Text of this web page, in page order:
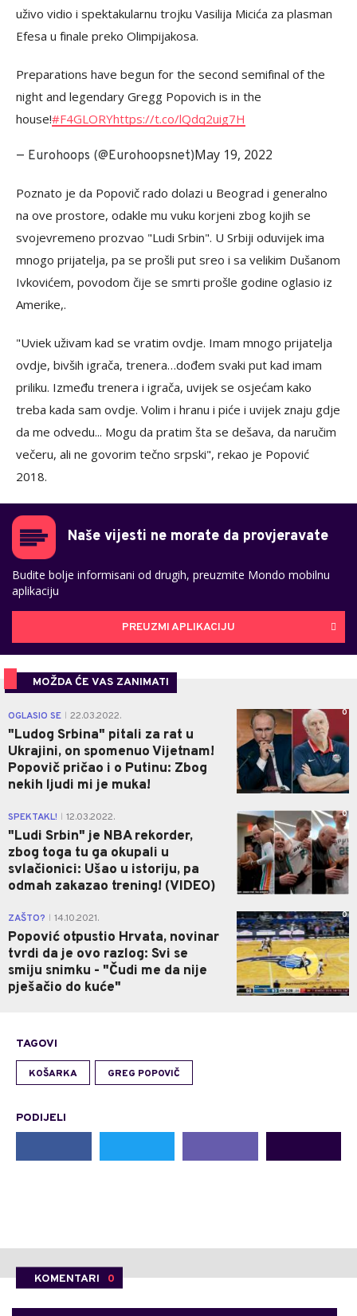
uživo vidio i spektakularnu trojku Vasilija Micića za plasman
Efesa u finale preko Olimpijakosa.
Preparations have begun for the second semifinal of the
night and legendary Gregg Popovich is in the
house!#F4GLORYhttps://t.co/lQdq2uig7H
— Eurohoops (@Eurohoopsnet)May 19, 2022
Poznato je da Popovič rado dolazi u Beograd i generalno
na ove prostore, odakle mu vuku korjeni zbog kojih se
svojevremeno prozvao "Ludi Srbin". U Srbiji oduvijek ima
mnogo prijatelja, pa se prošli put sreo i sa velikim Dušanom
Ivkovićem, povodom čije se smrti prošle godine oglasio iz
Amerike,.
"Uviek uživam kad se vratim ovdje. Imam mnogo prijatelja
ovdje, bivših igrača, trenera…dođem svaki put kad imam
priliku. Između trenera i igrača, uvijek se osjećam kako
treba kada sam ovdje. Volim i hranu i piće i uvijek znaju gdje
da me odvedu... Mogu da pratim šta se dešava, da naručim
večeru, ali ne govorim tečno srpski", rekao je Popović
2018.
Naše vijesti ne morate da provjeravate
Budite bolje informisani od drugih, preuzmite Mondo mobilnu
aplikaciju
PREUZMI APLIKACIJU
MOŽDA ĆE VAS ZANIMATI
OGLASIO SE 22.03.2022.
"Ludog Srbina" pitali za rat u
Ukrajini, on spomenuo Vijetnam!
Popovič pričao i o Putinu: Zbog
nekih ljudi mi je muka!
0
SPEKTAKL! 12.03.2022.
"Ludi Srbin" je NBA rekorder,
zbog toga tu ga okupali u
svlačionici: Ušao u istoriju, pa
odmah zakazao trening! (VIDEO)
0
ZAŠTO? 14.10.2021.
Popović otpustio Hrvata, novinar
tvrdi da je ovo razlog: Svi se
smiju snimku - "Čudi me da nije
pješačio do kuće"
0
TAGOVI
KOŠARKA GREG POPOVIČ
PODIJELI
KOMENTARI 0